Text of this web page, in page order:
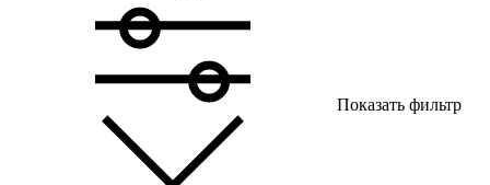
Показать фильтр